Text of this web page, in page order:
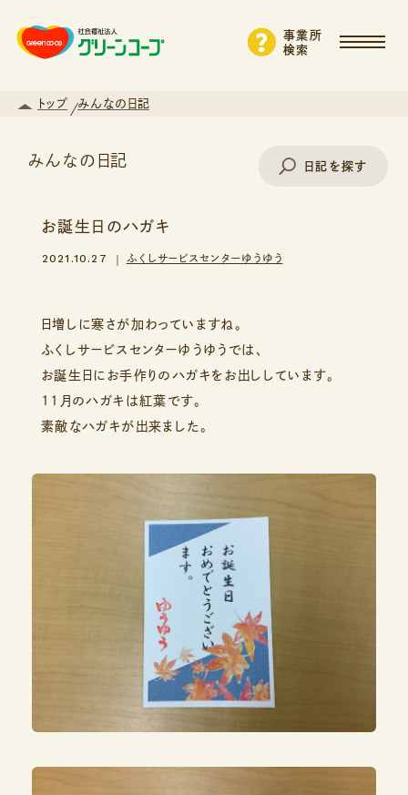
事業所
検索
トップ みんなの日記
みんなの日記 日記を探す
エリアから探す
支援・サービスから探す
お誕生日のハガキ
2021.10.27 ふくしサービスセンターゆうゆう
日増しに寒さが加わっていますね。
ふくしサービスセンターゆうゆうでは、
お誕生日にお手作りのハガキをお出ししています。
11月のハガキは紅葉です。
素敵なハガキが出来ました。